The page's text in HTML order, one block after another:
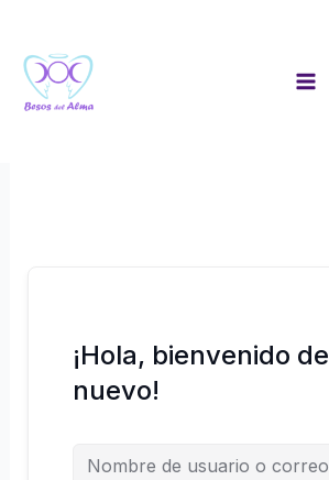
contenido
¡Hola, bienvenido de
nuevo!